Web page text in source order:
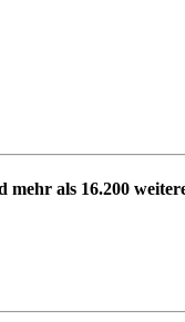
mehr als 16.200